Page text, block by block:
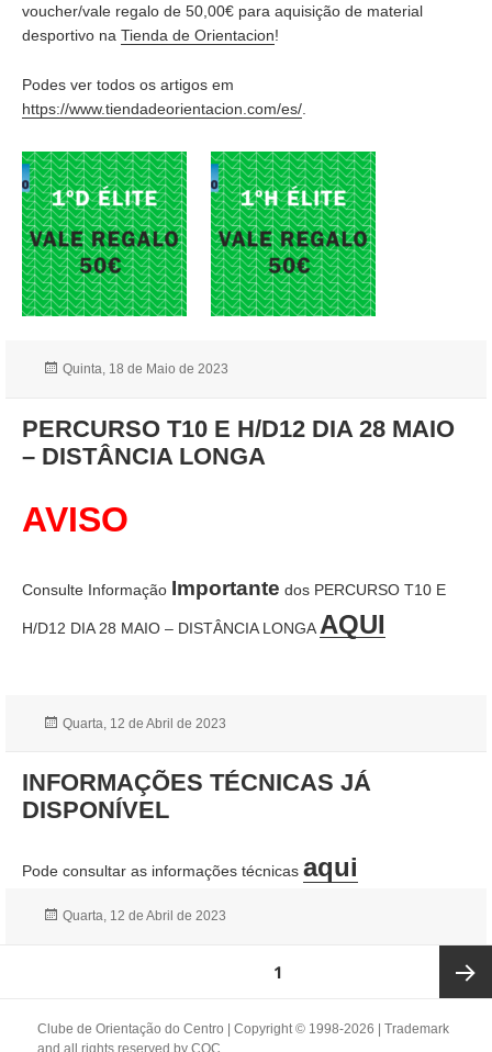
voucher/vale regalo de 50,00€ para aquisição de material
desportivo na Tienda de Orientacion!
Podes ver todos os artigos em
https://www.tiendadeorientacion.com/es/
Publicado
Quinta, 18 de Maio de 2023
PERCURSO T10 E H/D12 DIA 28 MAIO
– DISTÂNCIA LONGA
AVISO
Consulte Informação Importante dos PERCURSO T10 E
H/D12 DIA 28 MAIO – DISTÂNCIA LONGAAQUI
Publicado
Quarta, 12 de Abril de 2023
INFORMAÇÕES TÉCNICAS JÁ
DISPONÍVEL
Pode consultar as informações técnicas aqui
Publicado
Quarta, 12 de Abril de 2023
1
Página
Clube de Orientação do Centro | Copyright © 1998-2026 | Trademark
and all rights reserved byCOC